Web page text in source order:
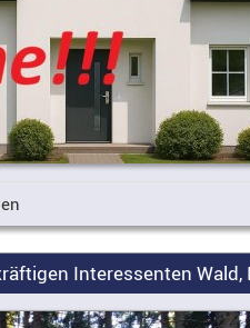
Interessenten